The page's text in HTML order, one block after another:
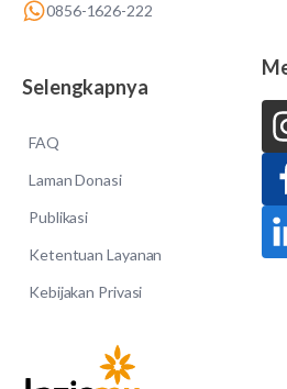
0856-1626-222
Selengkapnya
FAQ
Laman Donasi
Publikasi
Ketentuan Layanan
Kebijakan Privasi